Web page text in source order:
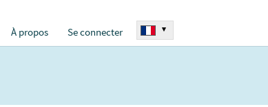
À propos Se connecter ▾